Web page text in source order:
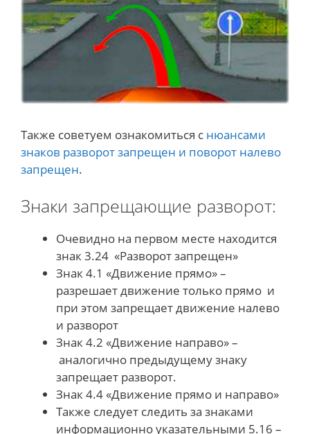
Также советуем ознакомиться с нюансами
знаков разворот запрещен и поворот налево
запрещен.
Знаки запрещающие разворот:
Очевидно на первом месте находится
знак 3.24 «Разворот запрещен»
Знак 4.1 «Движение прямо» –
разрешает движение только прямо и
при этом запрещает движение налево
и разворот
Знак 4.2 «Движение направо» –
аналогично предыдущему знаку
запрещает разворот.
Знак 4.4 «Движение прямо и направо»
Также следует следить за знаками
информационно указательными 5.16 –